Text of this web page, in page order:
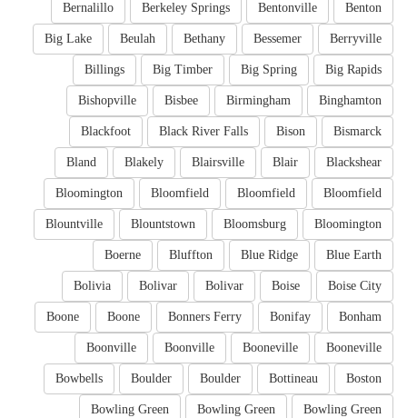
Benton
Bentonville
Berkeley Springs
Bernalillo
Berryville
Bessemer
Bethany
Beulah
Big Lake
Big Rapids
Big Spring
Big Timber
Billings
Binghamton
Birmingham
Bisbee
Bishopville
Bismarck
Bison
Black River Falls
Blackfoot
Blackshear
Blair
Blairsville
Blakely
Bland
Bloomfield
Bloomfield
Bloomfield
Bloomington
Bloomington
Bloomsburg
Blountstown
Blountville
Blue Earth
Blue Ridge
Bluffton
Boerne
Boise City
Boise
Bolivar
Bolivar
Bolivia
Bonham
Bonifay
Bonners Ferry
Boone
Boone
Booneville
Booneville
Boonville
Boonville
Boston
Bottineau
Boulder
Boulder
Bowbells
Bowling Green
Bowling Green
Bowling Green